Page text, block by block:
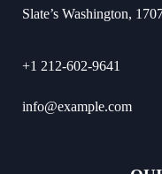
Slate’s Washington,
+1 212-602-9641
info@example.com